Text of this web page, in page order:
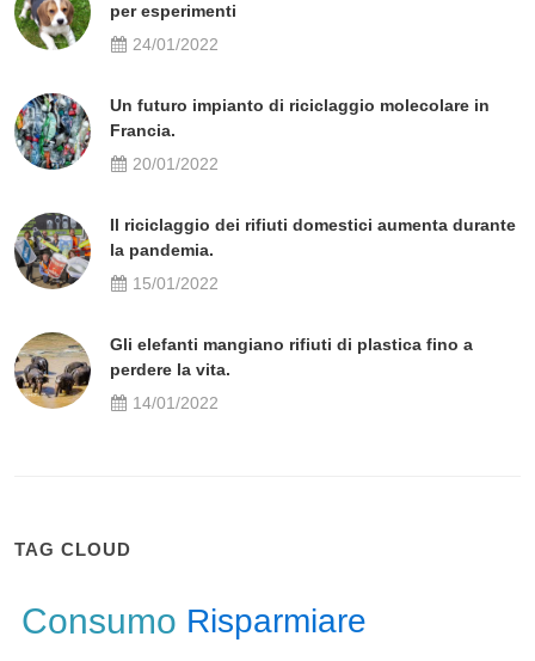
per esperimenti
24/01/2022
Un futuro impianto di riciclaggio molecolare in
Francia.
20/01/2022
Il riciclaggio dei rifiuti domestici aumenta durante
la pandemia.
15/01/2022
Gli elefanti mangiano rifiuti di plastica fino a
perdere la vita.
14/01/2022
TAG CLOUD
Consumo Risparmiare